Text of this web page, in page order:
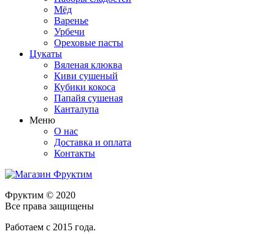
Мёд
Варенье
Урбечи
Ореховые пасты
Цукаты
Вяленая клюква
Киви сушеный
Кубики кокоса
Папайя сушеная
Канталупа
Меню
О нас
Доставка и оплата
Контакты
Фруктим © 2020
Все права защищены
Работаем с 2015 года.